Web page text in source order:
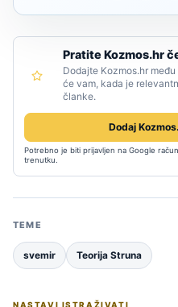
Pratite Kozmos.hr
Dodajte Kozmos.hr
će vam, kada je
članke.
Dodaj
Potrebno je biti prijavljen na Google
trenutku.
TEME
svemir Teorija Struna
NASTAVI ISTRAŽIVATI